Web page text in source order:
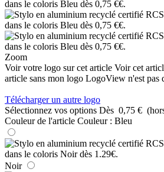
Zoom
Voir votre logo sur cet article Voir cet
article sans mon logo LogoView n'est pas
Télécharger un autre logo
Sélectionnez vos options Dès 0,75 €
Couleur de l'article Couleur : Bleu
Noir